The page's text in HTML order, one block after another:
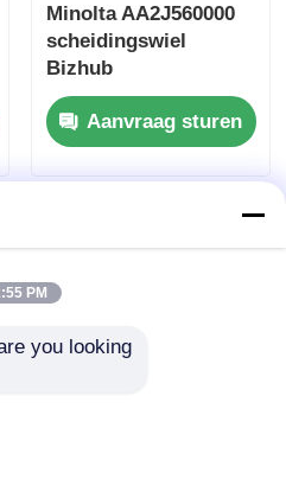
Minolta AA2J560000
scheidingswiel
Bizhub
C250i/C300i/C360i
Aanvraag sturen
PM
you looking